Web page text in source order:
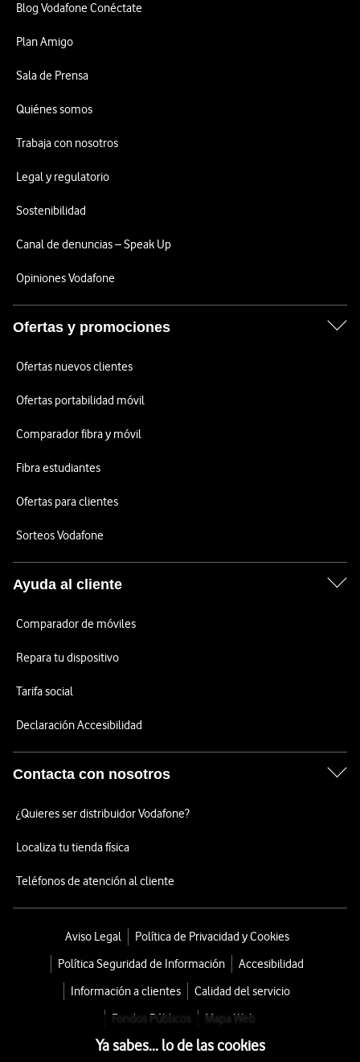
Blog Vodafone Conéctate
Plan Amigo
Sala de Prensa
Quiénes somos
Trabaja con nosotros
Legal y regulatorio
Sostenibilidad
Canal de denuncias – Speak Up
Opiniones Vodafone
Ofertas y promociones
Ofertas nuevos clientes
Ofertas portabilidad móvil
Comparador fibra y móvil
Fibra estudiantes
Ofertas para clientes
Sorteos Vodafone
Ayuda al cliente
Comparador de móviles
Repara tu dispositivo
Tarifa social
Declaración Accesibilidad
Contacta con nosotros
¿Quieres ser distribuidor Vodafone?
Localiza tu tienda física
Teléfonos de atención al cliente
Aviso Legal
Política de Privacidad y Cookies
Política Seguridad de Información
Accesibilidad
Información a clientes
Calidad del servicio
Fondos Públicos
Mapa Web
Ya sabes... lo de las cookies